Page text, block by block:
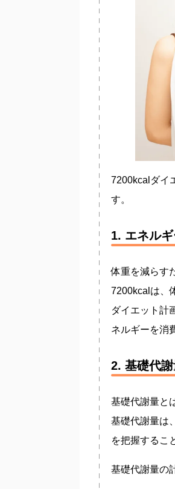
7200kcalダイ
す。
1. エネル
体重を減らす
7200kcalは、
ダイエット計
ネルギーを消
2. 基礎代
基礎代謝量と
基礎代謝量は
を把握するこ
基礎代謝量の